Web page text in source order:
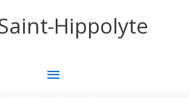
Hippolyte
MENU